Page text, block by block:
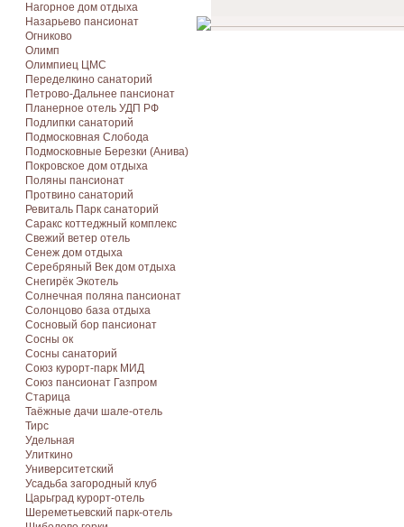
Нагорное дом отдыха
Назарьево пансионат
Огниково
Олимп
Олимпиец ЦМС
Переделкино санаторий
Петрово-Дальнее пансионат
Планерное отель УДП РФ
Подлипки санаторий
Подмосковная Cлобода
Подмосковные Березки (Анива)
Покровское дом отдыха
Поляны пансионат
Протвино санаторий
Ревиталь Парк санаторий
Саракс коттеджный комплекс
Свежий ветер отель
Сенеж дом отдыха
Серебряный Век дом отдыха
Снегирёк Экотель
Солнечная поляна пансионат
Солонцово база отдыха
Сосновый бор пансионат
Сосны ок
Сосны санаторий
Союз курорт-парк МИД
Союз пансионат Газпром
Старица
Таёжные дачи шале-отель
Тирс
Удельная
Улиткино
Университетский
Усадьба загородный клуб
Царьград курорт-отель
Шереметьевский парк-отель